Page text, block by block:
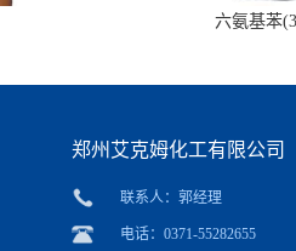
六氨基苯
郑州艾克姆化工有限公司
联系人：郭经理
电话：0371-55282655